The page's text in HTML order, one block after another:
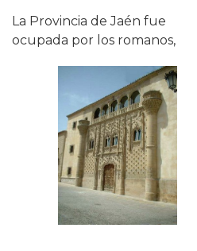
La Provincia de Jaén fue
ocupada por los romanos,